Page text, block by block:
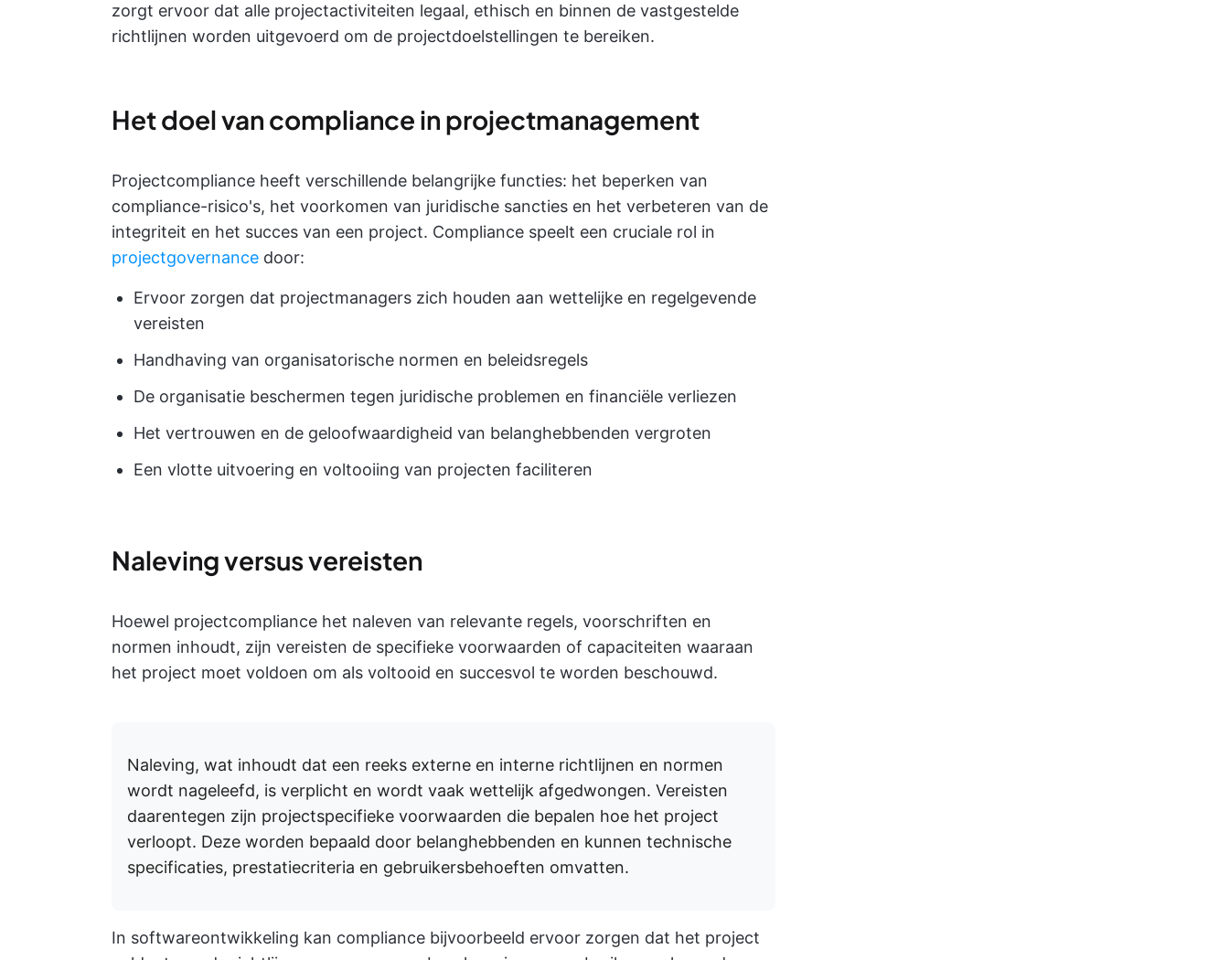
zorgt ervoor dat alle projectactiviteiten legaal, ethisch en binnen de vastgestelde
richtlijnen worden uitgevoerd om de projectdoelstellingen te bereiken.
Het doel van compliance in projectmanagement
Projectcompliance heeft verschillende belangrijke functies: het beperken van
compliance-risico's, het voorkomen van juridische sancties en het verbeteren van de
integriteit en het succes van een project. Compliance speelt een cruciale rol in
projectgovernance door:
Ervoor zorgen dat projectmanagers zich houden aan wettelijke en regelgevende
vereisten
Handhaving van organisatorische normen en beleidsregels
De organisatie beschermen tegen juridische problemen en financiële verliezen
Het vertrouwen en de geloofwaardigheid van belanghebbenden vergroten
Een vlotte uitvoering en voltooiing van projecten faciliteren
Naleving versus vereisten
Hoewel projectcompliance het naleven van relevante regels, voorschriften en
normen inhoudt, zijn vereisten de specifieke voorwaarden of capaciteiten waaraan
het project moet voldoen om als voltooid en succesvol te worden beschouwd.
Naleving, wat inhoudt dat een reeks externe en interne richtlijnen en normen
wordt nageleefd, is verplicht en wordt vaak wettelijk afgedwongen. Vereisten
daarentegen zijn projectspecifieke voorwaarden die bepalen hoe het project
verloopt. Deze worden bepaald door belanghebbenden en kunnen technische
specificaties, prestatiecriteria en gebruikersbehoeften omvatten.
In softwareontwikkeling kan compliance bijvoorbeeld ervoor zorgen dat het project